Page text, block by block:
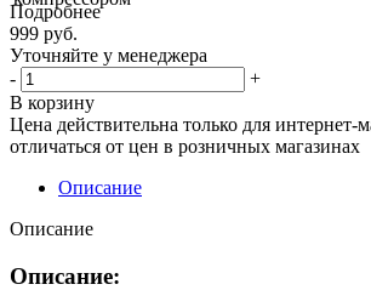
Подробнее
999 руб.
Уточняйте у менеджера
-
+
В корзину
Цена действительна только для интернет-
отличаться от цен в розничных магазинах
Описание
Описание
Описание: